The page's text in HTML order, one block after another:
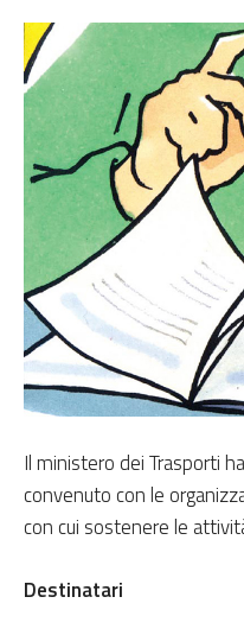
Il ministero dei Trasporti
convenuto con le
con cui sostenere le
Destinatari